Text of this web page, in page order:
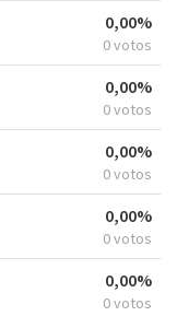
0,00%
0 votos
0,00%
0 votos
0,00%
0 votos
0,00%
0 votos
0,00%
0 votos